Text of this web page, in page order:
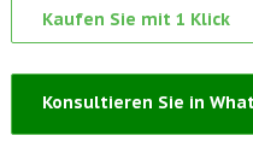
Kaufen Sie mit 1 Klick
Konsultieren Sie in